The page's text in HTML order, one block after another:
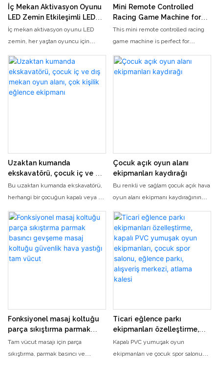
İç Mekan Aktivasyon Oyunu
LED Zemin Etkileşimli LED
Ekran Karo Işık Oyunu
İç mekan aktivasyon oyunu LED
zemin, her yaştan oyuncu için
sağlayan etkileşimli bir LED ekran
karo ışığı oyunudur. Canlı LED ışıklar
ve etkileşimli oyun ile bu yenilikçi
Mini Remote Controlled
Racing Game Machine for
Children, Commercial Indoor
Playground, Multiplayer
This mini remote controlled racing
game machine is perfect for
in a commercial indoor playground
setting. With multiplayer capability,
Uzaktan kumanda
ekskavatörü, çocuk iç ve dış
mekan oyun alanı, çok kişilik
eğlence ekipmanı
Bu uzaktan kumanda ekskavatörü,
herhangi bir çocuğun kapalı veya dış
etkileşimli bir katkıdır. Birden fazla
çocuğun birlikte oynama yeteneği
ile saatlerce eğlence sağlar ve
koordinasyonu ve ekip çalışması
Çocuk açık oyun alanı
ekipmanları kaydırağı
Bu renkli ve sağlam çocuk açık hava
oyun alanı ekipmanı kaydırağının
eğlence sunacağından emin
olabilirsiniz. Güvenli tasarımı ve
pürüzsüz yüzeyi sayesinde
çocuklar kolaylıkla tekrar tekrar
aşağı kayabilirler.
Fonksiyonel masaj koltuğu
parça sıkıştırma parmak
basıncı gevşeme masaj
koltuğu güvenlik hava
Tam vücut masajı için parça
sıkıştırma, parmak basıncı ve
Ticari eğlence parkı
ekipmanları özelleştirme,
kapalı PVC yumuşak oyun
ekipmanları, çocuk spor
Kapalı PVC yumuşak oyun
ekipmanları ve çocuk spor salonu